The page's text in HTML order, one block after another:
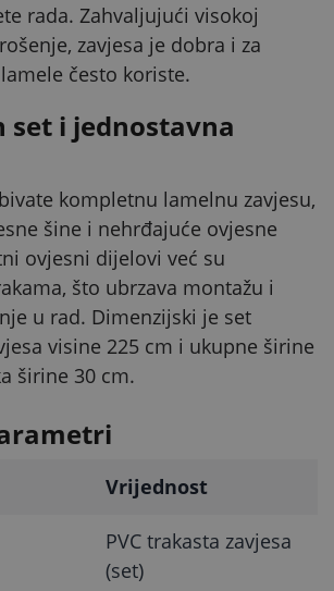
rada. Zahvaljujući visokoj
zavjesa je dobra i za
često koriste.
set i jednostavna
kompletnu lamelnu zavjesu,
šine i nehrđajuće ovjesne
ovjesni dijelovi već su
što ubrzava montažu i
u rad. Dimenzijski je set
visine 225 cm i ukupne širine
širine 30 cm.
Vrijednost
PVC trakasta zavjesa
(set)